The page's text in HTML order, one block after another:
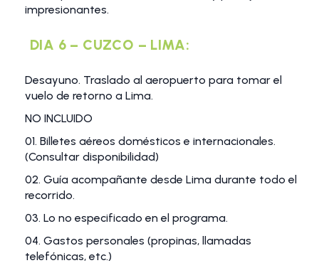
impresionantes.
DIA 6 – CUZCO – LIMA:
Desayuno. Traslado al aeropuerto para tomar el
vuelo de retorno a Lima.
NO INCLUIDO
01. Billetes aéreos domésticos e internacionales.
(Consultar disponibilidad)
02. Guía acompañante desde Lima durante todo el
recorrido.
03. Lo no especificado en el programa.
04. Gastos personales (propinas, llamadas
telefónicas, etc.)